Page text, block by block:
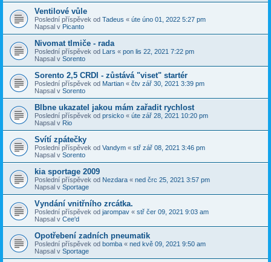
Ventilové vůle
Poslední příspěvek od Tadeus « úte úno 01, 2022 5:27 pm
Napsal v Picanto
Nivomat tlmiče - rada
Poslední příspěvek od Lars « pon lis 22, 2021 7:22 pm
Napsal v Sorento
Sorento 2,5 CRDI - zůstává "viset" startér
Poslední příspěvek od Martian « čtv zář 30, 2021 3:39 pm
Napsal v Sorento
Blbne ukazatel jakou mám zařadit rychlost
Poslední příspěvek od prsicko « úte zář 28, 2021 10:20 pm
Napsal v Rio
Svítí zpátečky
Poslední příspěvek od Vandym « stř zář 08, 2021 3:46 pm
Napsal v Sorento
kia sportage 2009
Poslední příspěvek od Nezdara « ned črc 25, 2021 3:57 pm
Napsal v Sportage
Vyndání vnitřního zrcátka.
Poslední příspěvek od jarompav « stř čer 09, 2021 9:03 am
Napsal v Cee'd
Opotřebení zadních pneumatik
Poslední příspěvek od bomba « ned kvě 09, 2021 9:50 am
Napsal v Sportage